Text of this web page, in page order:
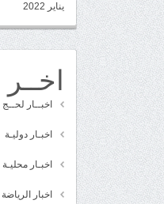
يناير 2022
اخبــار لحــج
اخبـار دوليـة
اخبـار محليـة
اخبار الرياضة